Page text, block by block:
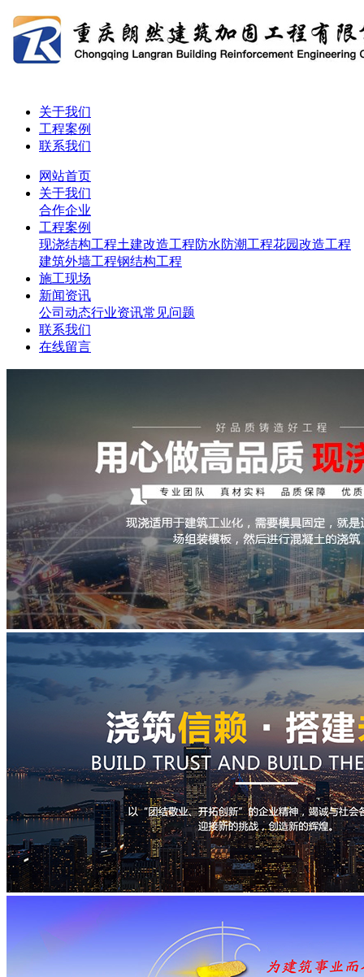
关于我们
工程案例
联系我们
网站首页
关于我们
合作企业
工程案例
现浇结构工程土建改造工程防水防潮工程花园改造工程
建筑外墙工程钢结构工程
施工现场
新闻资讯
公司动态行业资讯常见问题
联系我们
在线留言